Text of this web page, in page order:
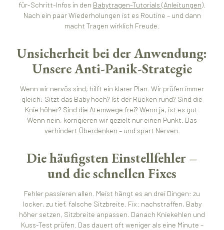
für-Schritt-Infos in den Babytragen-Tutorials (Anleitungen)
Nach ein paar Wiederholungen ist es Routine – und dann
macht Tragen wirklich Freude.
Unsicherheit bei der Anwendung:
Unsere Anti-Panik-Strategie
Wenn wir nervös sind, hilft ein klarer Plan. Wir prüfen immer
gleich: Sitzt das Baby hoch? Ist der Rücken rund? Sind die
Knie höher? Sind die Atemwege frei? Wenn ja, ist es gut.
Wenn nein, korrigieren wir gezielt nur einen Punkt. Das
verhindert Überdenken – und spart Nerven.
Die häufigsten Einstellfehler –
und die schnellen Fixes
Fehler passieren allen. Meist hängt es an drei Dingen: zu
locker, zu tief, falsche Sitzbreite. Fix: nachstraffen, Baby
höher setzen, Sitzbreite anpassen. Danach Kniekehlen und
Kuss-Test prüfen. Das dauert oft weniger als eine Minute –